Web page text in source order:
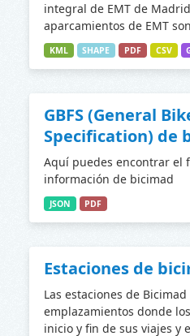
integral de EMT de
aparcamientos de EMT
KML SHAPE PDF CSV
GBFS (General
Specification) de
Aquí puedes encontrar el
información de bicimad
JSON PDF
Estaciones de
Las estaciones de Bicimad
emplazamientos donde
inicio y fin de sus viajes y